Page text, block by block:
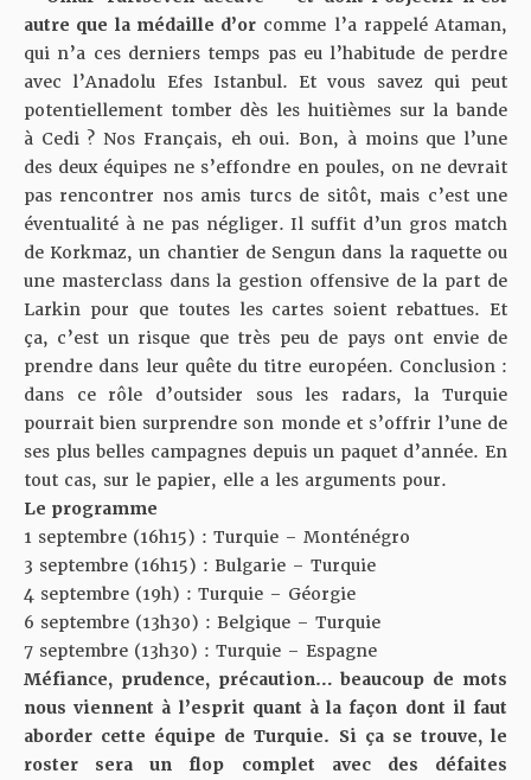
autre que la médaille d’or comme l’a rappelé Ataman,
qui n’a ces derniers temps pas eu l’habitude de perdre
avec l’Anadolu Efes Istanbul. Et vous savez qui peut
potentiellement tomber dès les huitièmes sur la bande
à Cedi ? Nos Français, eh oui. Bon, à moins que l’une
des deux équipes ne s’effondre en poules, on ne devrait
pas rencontrer nos amis turcs de sitôt, mais c’est une
éventualité à ne pas négliger. Il suffit d’un gros match
de Korkmaz, un chantier de Sengun dans la raquette ou
une masterclass dans la gestion offensive de la part de
Larkin pour que toutes les cartes soient rebattues. Et
ça, c’est un risque que très peu de pays ont envie de
prendre dans leur quête du titre européen. Conclusion :
dans ce rôle d’outsider sous les radars, la Turquie
pourrait bien surprendre son monde et s’offrir l’une de
ses plus belles campagnes depuis un paquet d’année. En
tout cas, sur le papier, elle a les arguments pour.
Le programme
1 septembre (16h15) : Turquie – Monténégro
3 septembre (16h15) : Bulgarie – Turquie
4 septembre (19h) : Turquie – Géorgie
6 septembre (13h30) : Belgique – Turquie
7 septembre (13h30) : Turquie – Espagne
Méfiance, prudence, précaution… beaucoup de mots
nous viennent à l’esprit quant à la façon dont il faut
aborder cette équipe de Turquie. Si ça se trouve, le
roster sera un flop complet avec des défaites